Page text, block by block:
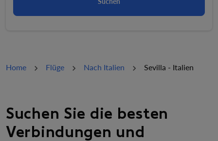
Home Flüge Nach Italien Sevilla - Italien
Suchen Sie die besten
Verbindungen und